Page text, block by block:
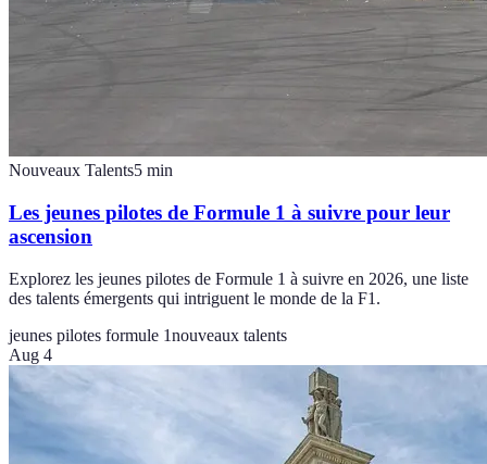
Nouveaux Talents5 min
Les jeunes pilotes de Formule 1 à suivre pour leur
ascension
Explorez les jeunes pilotes de Formule 1 à suivre en 2026, une liste
des talents émergents qui intriguent le monde de la F1.
jeunes pilotes formule 1nouveaux talents
Aug 4